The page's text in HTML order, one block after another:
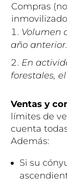
Compras (no
Volumen
año anterior.
En
forestales,
Ventas y
límites de
cuenta
Además:
Si su